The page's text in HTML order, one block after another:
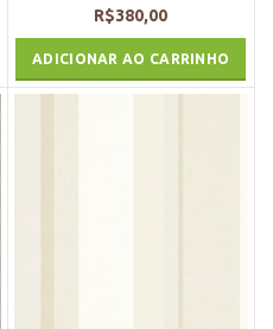
R$380,00
ADICIONAR AO CARRINHO